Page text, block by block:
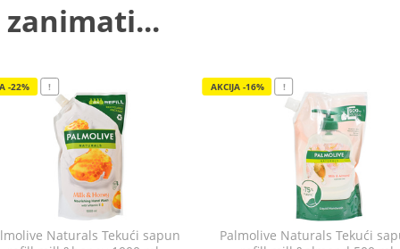
-22% !
Naturals Tekući sapun
AKCIJA -16% !
Palmolive Naturals Tekući